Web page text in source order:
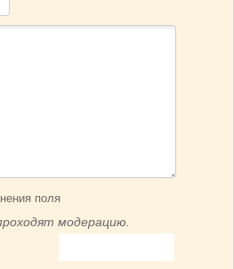
поля
модерацию.